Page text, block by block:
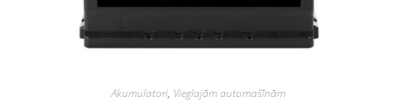
Akumulatori, Vieglajām automašīnām